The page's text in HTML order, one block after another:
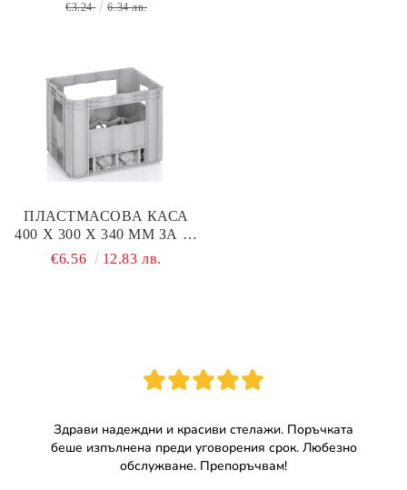
€3.24 6.34 лв.
ПЛАСТМАСОВА КАСА
400 Х 300 Х 340 ММ ЗА 12
БУТИЛКИ ДО 1 ЛИТЪР
€6.56 12.83 лв.